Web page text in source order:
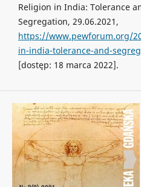
Religion in India: Tolerance
Segregation, 29.06.2021,
https://www.pewforum.org/
in-india-tolerance-and-
[dostęp: 18 marca 2022].